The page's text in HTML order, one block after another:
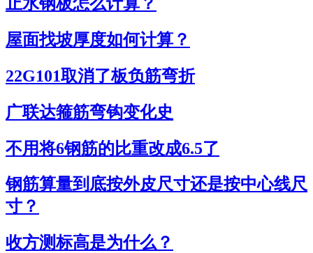
屋面找坡厚度如何计算？
22G101取消了板负筋弯折
广联达箍筋弯钩变化史
不用将6钢筋的比重改成6.5了
钢筋算量到底按外皮尺寸还是按中心线尺
寸？
收方测标高是为什么？